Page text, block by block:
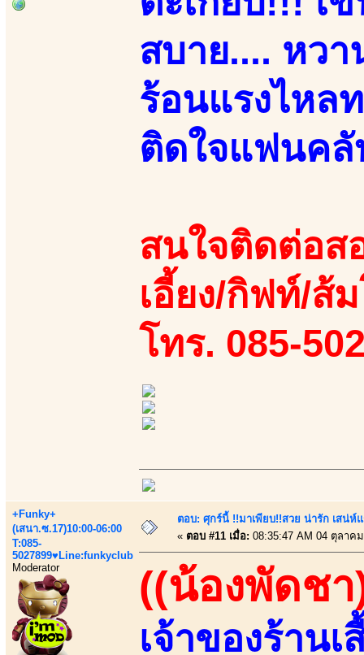
สบาย.... หว
ร้อนแรงไหล
ติดใจแฟนคลั
สนใจติดต่อส
เอี้ยง/กิฟท์/ส้
โทร. 085-
+Funky+
(เสนา.ซ.17)10:00-06:00
T:085-
5027899♥Line:funkyclub
Moderator
ตอบ: ศุกร์นี้ !!มาเพียบ!!สวย น่ารัก เสน่ห์
« ตอบ #11 เมื่อ: 08:35:47 AM 04 ตุลาค
((น้องพัดชา
เจ้าของร้าน